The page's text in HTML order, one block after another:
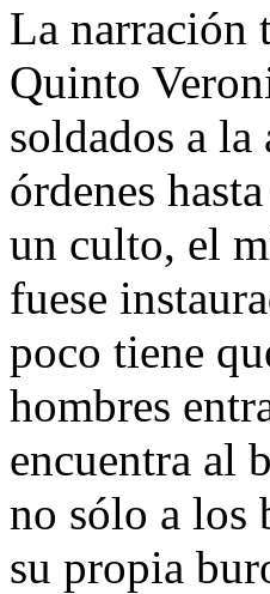
La narración
Quinto
soldados a la
órdenes
un culto, el
fuese
poco tiene
hombres
encuentra al
no sólo a los
su propia